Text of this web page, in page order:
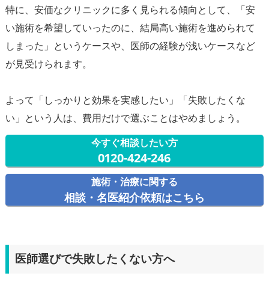
特に、安価なクリニックに多く見られる傾向として、「安
い施術を希望していったのに、結局高い施術を進められて
しまった」というケースや、医師の経験が浅いケースなど
が見受けられます。
よって「しっかりと効果を実感したい」「失敗したくな
い」という人は、費用だけで選ぶことはやめましょう。
今すぐ相談したい方
0120-424-246
施術・治療に関する
相談・名医紹介依頼はこちら
医師選びで失敗したくない方へ